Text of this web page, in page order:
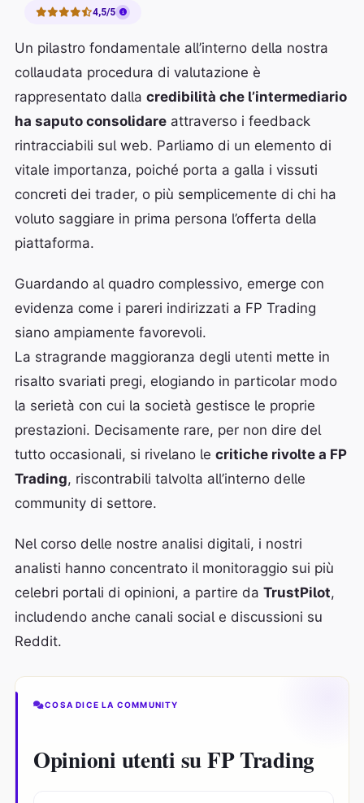
4,5/5
Un pilastro fondamentale all’interno della nostra
collaudata procedura di valutazione è
rappresentato dalla credibilità che l’intermediario
ha saputo consolidare attraverso i feedback
rintracciabili sul web. Parliamo di un elemento di
vitale importanza, poiché porta a galla i vissuti
concreti dei trader, o più semplicemente di chi ha
voluto saggiare in prima persona l’offerta della
piattaforma.
Guardando al quadro complessivo, emerge con
evidenza come i pareri indirizzati a FP Trading
siano ampiamente favorevoli.
La stragrande maggioranza degli utenti mette in
risalto svariati pregi, elogiando in particolar modo
la serietà con cui la società gestisce le proprie
prestazioni. Decisamente rare, per non dire del
tutto occasionali, si rivelano le critiche rivolte a FP
Trading, riscontrabili talvolta all’interno delle
community di settore.
Nel corso delle nostre analisi digitali, i nostri
analisti hanno concentrato il monitoraggio sui più
celebri portali di opinioni, a partire da TrustPilot,
includendo anche canali social e discussioni su
Reddit.
COSA DICE LA COMMUNITY
Opinioni utenti su FP Trading